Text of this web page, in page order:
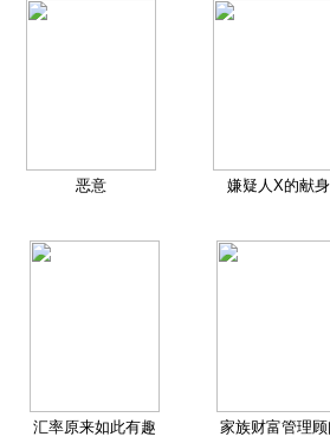
恶意 嫌疑人X的献身
汇率原来如此有趣 家族财富管理顾